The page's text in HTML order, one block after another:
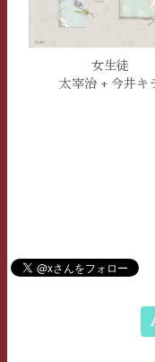
女生徒
太宰治 + 今井キ